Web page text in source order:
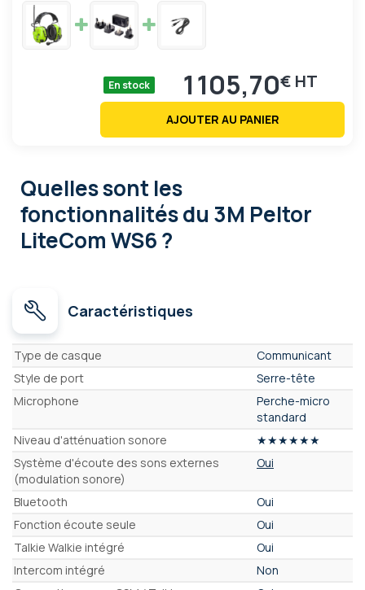
En stock 1 105,70€
AJOUTER AU PANIER
Quelles sont les
fonctionnalitésdu 3M Peltor
LiteCom WS6 ?
Caractéristiques
Caractéristiques
Type de casque
Communicant
Style de port
Serre-tête
Microphone
Perche-micro
standard
Niveau d'atténuation sonore
★★★★★★
Système d'écoute des sons externes
(modulation sonore)
Oui
Bluetooth
Oui
Fonction écoute seule
Oui
Talkie Walkie intégré
Oui
Intercom intégré
Non